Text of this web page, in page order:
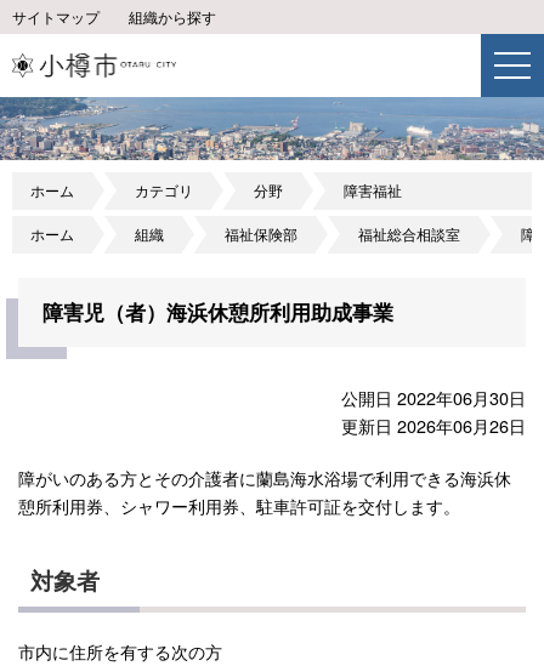
サイトマップ 組織から探す
ホーム カテゴリ 分野 障害福祉
ホーム 組織 福祉保険部 福祉総合相談室 障
障害児（者）海浜休憩所利用助成事業
公開日 2022年06月30日
更新日 2026年06月26日
障がいのある方とその介護者に蘭島海水浴場で利用できる海浜休
憩所利用券、シャワー利用券、駐車許可証を交付します。
対象者
市内に住所を有する次の方